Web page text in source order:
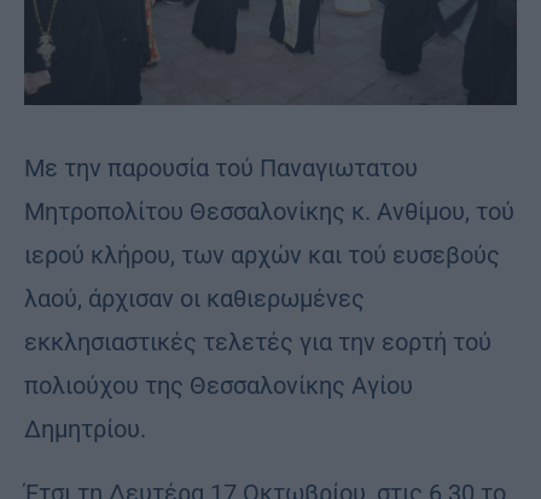
Με την παρουσία τού Παναγιωτατου
Μητροπολίτου Θεσσαλονίκης κ. Ανθίμου, τού
ιερού κλήρου, των αρχών και τού ευσεβούς
λαού, άρχισαν οι καθιερωμένες
εκκλησιαστικές τελετές για την εορτή τού
πολιούχου της Θεσσαλονίκης Αγίου
Δημητρίου.
Έτσι τη Δευτέρα 17 Οκτωβρίου, στις 6.30 το